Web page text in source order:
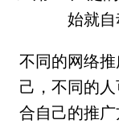
始就自
不同的网络
己，不同的
合自己的推